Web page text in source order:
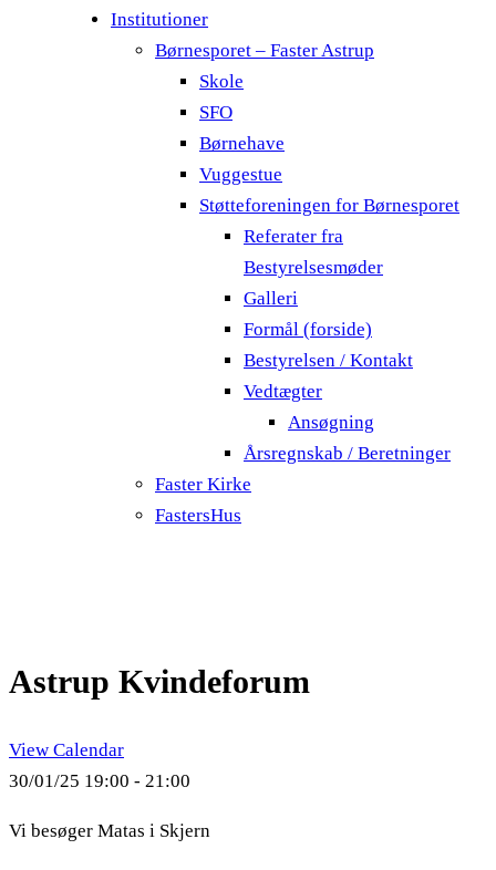
Institutioner
Børnesporet – Faster Astrup
Skole
SFO
Børnehave
Vuggestue
Støtteforeningen for Børnesporet
Referater fra
Bestyrelsesmøder
Galleri
Formål (forside)
Bestyrelsen / Kontakt
Vedtægter
Ansøgning
Årsregnskab / Beretninger
Faster Kirke
FastersHus
Astrup Kvindeforum
View Calendar
30/01/25 19:00 - 21:00
Vi besøger Matas i Skjern